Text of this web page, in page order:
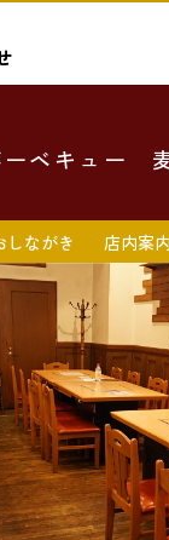
ベキュー
しながき 店内案内